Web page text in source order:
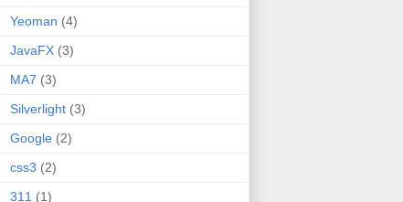
Yeoman (4)
JavaFX (3)
MA7 (3)
Silverlight (3)
Google (2)
css3 (2)
311 (1)